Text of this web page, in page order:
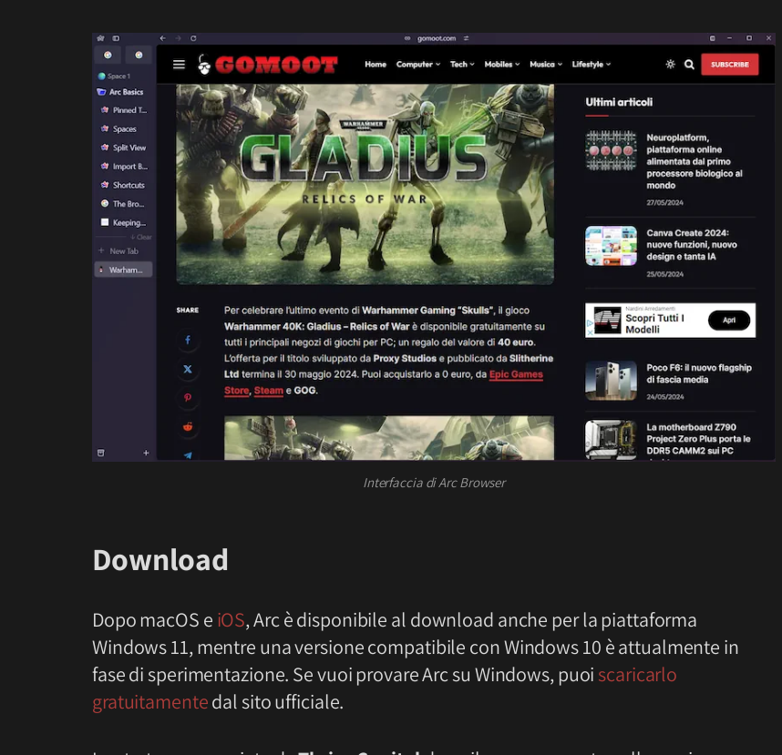
Interfaccia di Arc Browser
Download
Dopo macOS e iOS, Arc è disponibile al download anche per la piattaforma
Windows 11, mentre una versione compatibile con Windows 10 è attualmente in
fase di sperimentazione. Se vuoi provare Arc su Windows, puoi scaricarlo
gratuitamentedal sito ufficiale.